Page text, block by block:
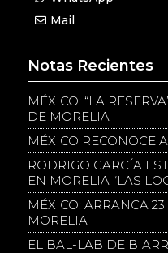
Mail
Notas Recientes
MÉXICO: “LA
DE MORELIA
MÉXICO RECONOCE
RODRIGO GARCÍA
EN MORELIA “LAS
MÉXICO: ARRANCA
MORELIA
EL BAL-LAB DE